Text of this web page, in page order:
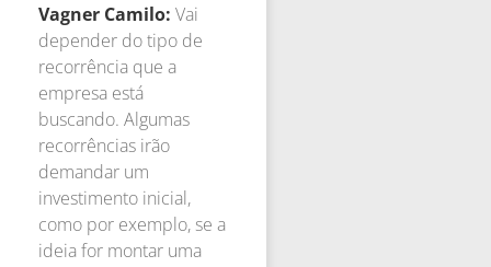
Vagner Camilo: Vai
depender do tipo de
recorrência que a
empresa está
buscando. Algumas
recorrências irão
demandar um
investimento inicial,
como por exemplo, se a
ideia for montar uma